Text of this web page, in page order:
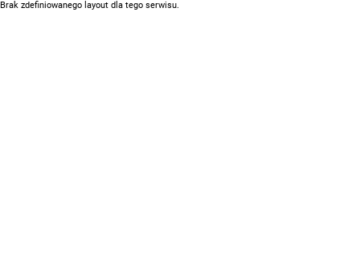
Brak zdefiniowanego layout dla tego serwisu.